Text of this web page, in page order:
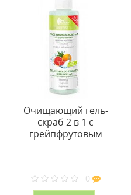
Очищающий гель-
скраб 2 в 1 с
грейпфрутовым
0